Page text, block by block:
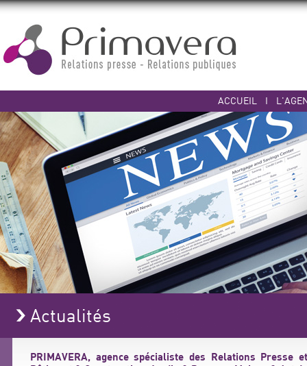
ACCUEIL I
Actualités
PRIMAVERA, agence spécialiste des Relations Presse